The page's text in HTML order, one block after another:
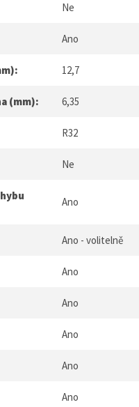
Ne
Ano
12,7
(mm): 6,35
R32
Ne
Ano
Ano - volitelně
Ano
Ano
Ano
Ano
Ano